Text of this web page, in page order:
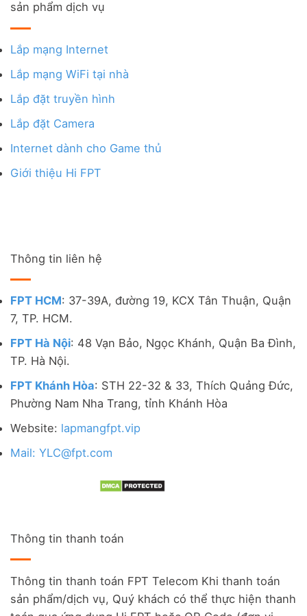
sản phẩm dịch vụ
Lắp mạng Internet
Lắp mạng WiFi tại nhà
Lắp đặt truyền hình
Lắp đặt Camera
Internet dành cho Game thủ
Giới thiệu Hi FPT
Thông tin liên hệ
FPT HCM: 37-39A, đường 19, KCX Tân Thuận, Quận
7, TP. HCM.
FPT Hà Nội: 48 Vạn Bảo, Ngọc Khánh, Quận Ba Đình,
TP. Hà Nội.
FPT Khánh Hòa: STH 22-32 & 33, Thích Quảng Đức,
Phường Nam Nha Trang, tỉnh Khánh Hòa
Website: lapmangfpt.vip
Mail: YLC@fpt.com
Thông tin thanh toán
Thông tin thanh toán FPT Telecom Khi thanh toán
sản phẩm/dịch vụ, Quý khách có thể thực hiện thanh